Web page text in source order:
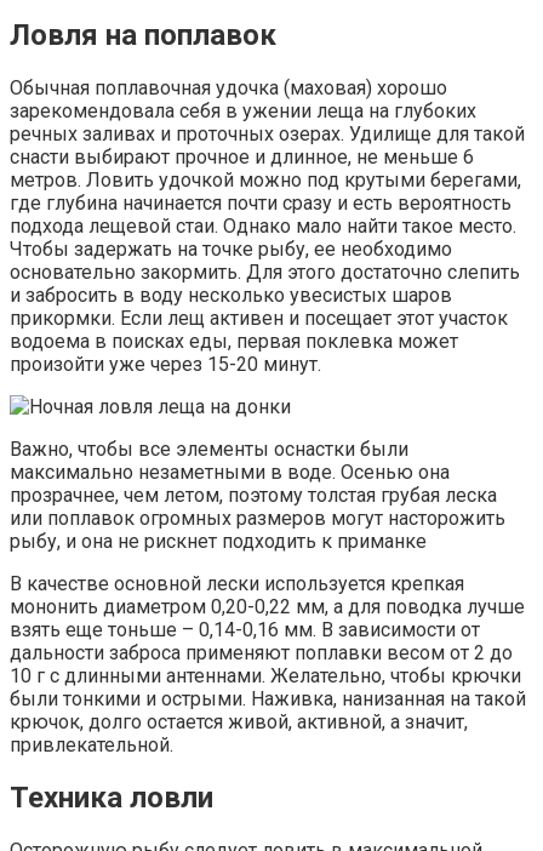
Ловля на поплавок
Обычная поплавочная удочка (маховая) хорошо
зарекомендовала себя в ужении леща на глубоких
речных заливах и проточных озерах. Удилище для такой
снасти выбирают прочное и длинное, не меньше 6
метров. Ловить удочкой можно под крутыми берегами,
где глубина начинается почти сразу и есть вероятность
подхода лещевой стаи. Однако мало найти такое место.
Чтобы задержать на точке рыбу, ее необходимо
основательно закормить. Для этого достаточно слепить
и забросить в воду несколько увесистых шаров
прикормки. Если лещ активен и посещает этот участок
водоема в поисках еды, первая поклевка может
произойти уже через 15-20 минут.
Важно, чтобы все элементы оснастки были
максимально незаметными в воде. Осенью она
прозрачнее, чем летом, поэтому толстая грубая леска
или поплавок огромных размеров могут насторожить
рыбу, и она не рискнет подходить к приманке
В качестве основной лески используется крепкая
мононить диаметром 0,20-0,22 мм, а для поводка лучше
взять еще тоньше – 0,14-0,16 мм. В зависимости от
дальности заброса применяют поплавки весом от 2 до
10 г с длинными антеннами. Желательно, чтобы крючки
были тонкими и острыми. Наживка, нанизанная на такой
крючок, долго остается живой, активной, а значит,
привлекательной.
Техника ловли